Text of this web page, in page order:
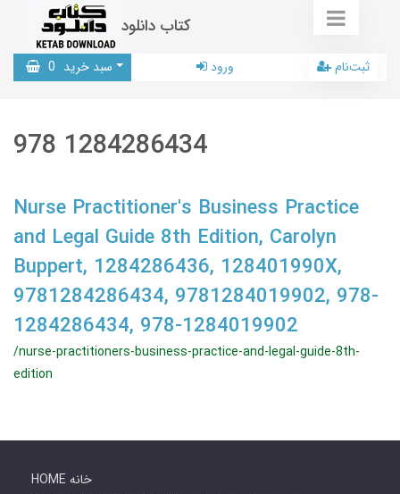
کتاب دانلود
سبد خرید 0 ورود ثبت‌نام
978 1284286434
Nurse Practitioner's Business Practice
and Legal Guide 8th Edition, Carolyn
Buppert, 1284286436, 128401990X,
9781284286434, 9781284019902, 978-
1284286434, 978-1284019902
/nurse-practitioners-business-practice-and-legal-guide-8th-
edition
HOME خانه